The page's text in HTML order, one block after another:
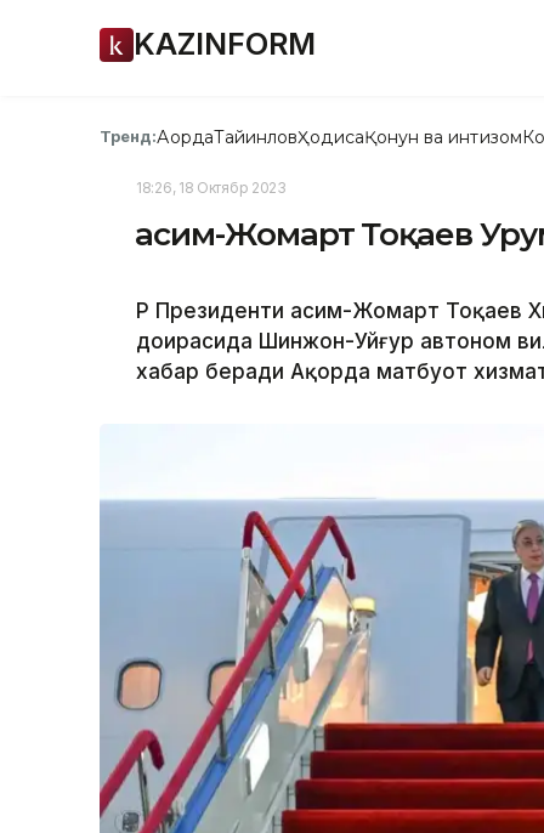
KAZINFORM
Тренд:АқордаТайинловҲодисаҚонун ва интизом
18:26, 18 Октябр 2023
Қасим-Жомарт Тоқаев
ҚР Президенти Қасим-Жомарт Тоқаев
доирасида Шинжон-Уйғур автоном
хабар беради Ақорда матбуот